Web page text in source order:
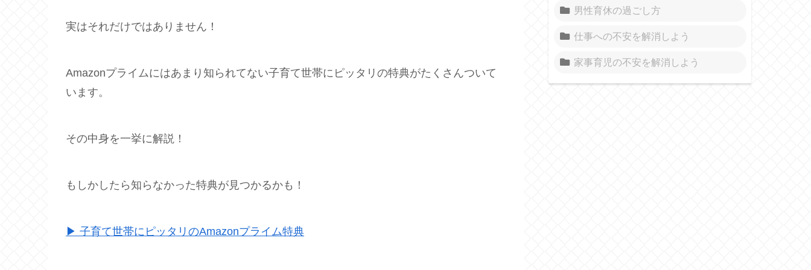
実はそれだけではありません！
Amazonプライムにはあまり知られてない子育て世帯にピッタリの特典がたくさんついて
います。
その中身を一挙に解説！
もしかしたら知らなかった特典が見つかるかも！
▶ 子育て世帯にピッタリのAmazonプライム特典
男性育休の過ごし方
仕事への不安を解消しよう
家事育児の不安を解消しよう